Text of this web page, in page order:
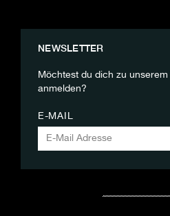
NEWSLETTER
Möchtest du dich zu unserem
anmelden?
E-MAIL